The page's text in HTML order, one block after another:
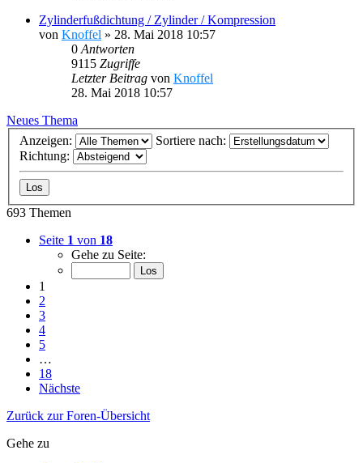
Zylinderfußdichtung / Zylinder / Kompression
von Knoffel » 28. Mai 2018 10:57
0 Antworten
9115 Zugriffe
Letzter Beitrag von Knoffel
28. Mai 2018 10:57
Neues Thema
Anzeigen:
Sortiere nach:
Richtung:
693 Themen
Seite 1 von 18
Gehe zu Seite:
1
2
3
4
5
…
18
Nächste
Zurück zur Foren-Übersicht
Gehe zu